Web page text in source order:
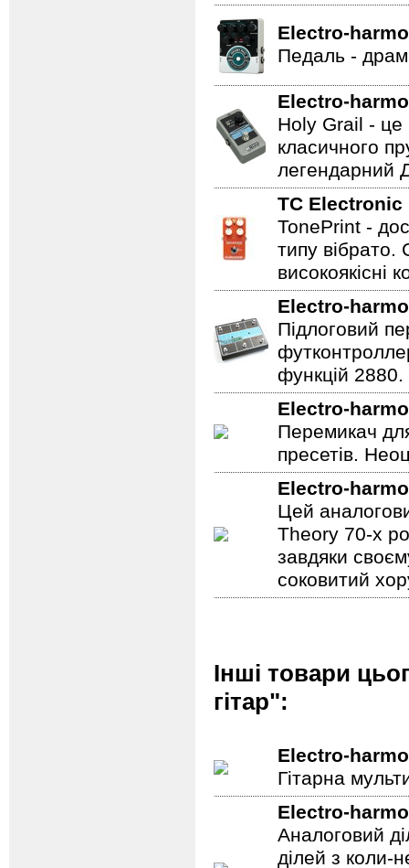
Electro-
Педаль -
Electro-
Holy Grail - це
класичного
легендарний
TC Electronic
TonePrint -
типу вібрато.
високоякісні
Electro-
Підлоговий
функцій 2880.
Electro-
Перемикач
пресетів.
Electro-
Цей
Theory 70-х
завдяки
соковитий
Інші товари
гітар":
Electro-
Гітарна
Electro-
Аналоговий
ділей з коли-